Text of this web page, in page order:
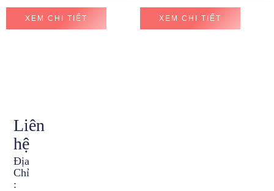
XEM CHI TIẾT XEM CHI TIẾT
Liên
hệ
Địa
Chỉ
: